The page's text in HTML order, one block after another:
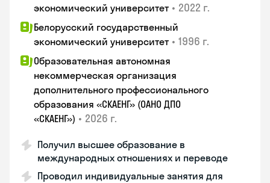
экономический университет • 2022 г.
Белорусский государственный
экономический университет • 1996 г.
Образовательная автономная
некоммерческая организация
дополнительного профессионального
образования «СКАЕНГ» (ОАНО ДПО
«СКАЕНГ») • 2026 г.
Получил высшее образование в
международных отношениях и переводе
Проводил индивидуальные занятия для